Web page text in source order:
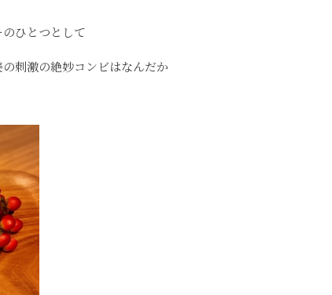
ひとつとして
刺激の絶妙コンビはなんだか